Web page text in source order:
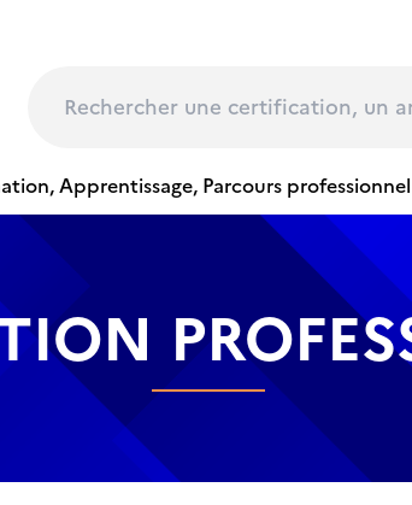
Apprentissage, Parcours professionnel